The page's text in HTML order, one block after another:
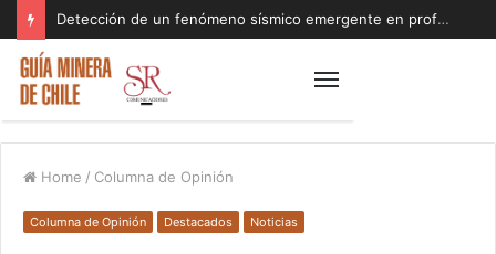
Detección de un fenómeno sísmico emergente en profundidad con riesgos diferentes a los conocidos paraliza Andes Norte
Home / Columna de Opinión
Columna de Opinión Destacados Noticias